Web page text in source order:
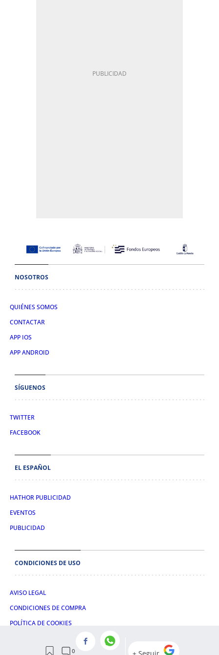
NOSOTROS
QUIÉNES SOMOS
CONTACTAR
APP IOS
APP ANDROID
SÍGUENOS
TWITTER
FACEBOOK
EL ESPAÑOL
HATHOR PUBLICIDAD
EVENTOS
PUBLICIDAD
CONDICIONES DE USO
AVISO LEGAL
CONDICIONES DE COMPRA
POLÍTICA DE COOKIES